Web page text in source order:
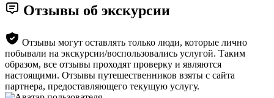
Отзывы об экскурсии
Отзывы могут оставлять только люди, которые лично
побывали на экскурсии/воспользовались услугой. Таким
образом, все отзывы проходят проверку и являются
настоящими. Отзывы путешественников взяты с сайта
партнера, предоставляющего текущую услугу.